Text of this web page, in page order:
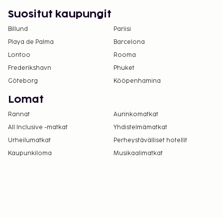
Suositut kaupungit
Billund
Pariisi
Playa de Palma
Barcelona
Lontoo
Rooma
Frederikshavn
Phuket
Göteborg
Kööpenhamina
Lomat
Rannat
Aurinkomatkat
All Inclusive -matkat
Yhdistelmämatkat
Urheilumatkat
Perheystävälliset hotellit
Kaupunkiloma
Musikaalimatkat